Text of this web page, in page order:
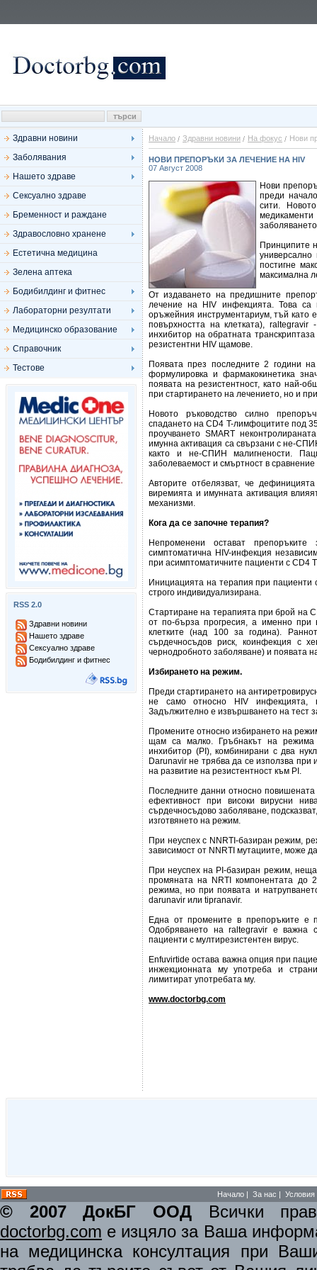
Здравни новини
Заболявания
Нашето здраве
Сексуално здраве
Бременност и раждане
Здравословно хранене
Естетична медицина
Зелена аптека
Бодибилдинг и фитнес
Лабораторни резултати
Медицинско образование
Справочник
Тестове
RSS 2.0
Здравни новини
Нашето здраве
Сексуално здраве
Бодибилдинг и фитнес
Начало Здравни новини На фокус Нови
НОВИ ПРЕПОРЪКИ ЗА ЛЕЧЕНИЕ НА HIV
07 Август 2008
Нови
преди
сити.
Принципите
постигне
максимална
От издаването на предишните
лечение на HIV инфекцията. Това са
оръжейния инструментариум, тъй като
повърхността на клетката),
инхибитор на обратната
резистентни HIV щамове.
Появата през последните 2 години
формулировка и фармакокинетика
появата на резистентност, като най-
при стартирането на лечението, но и
Новото ръководство силно
спадането на CD4 T-лимфоцитите под
проучването SMART
имунна активация са свързани с не-
както и не-СПИН малигнености.
заболеваемост и смъртност в
Авторите отбелязват, че
виремията и имунната активация
механизми.
Кога да се започне терапия?
Непроменени остават
симптоматична HIV-инфекция
при асимптоматичните пациенти с CD4
Инициацията на терапия при
строго индивидуализирана.
Стартиране на терапията при брой на
от по-бърза прогресия, а именно
клетките (над 100 за година).
сърдечносъдов риск, коинфекция с
чернодробното заболяване) и появата
Избирането на режим.
Преди стартирането на
не само относно HIV инфекцията,
Задължително е извършването на тест
Промените относно избирането на
щам са малко. Гръбнакът на режима
инхибитор (PI), комбинирани с два
Darunavir не трябва да се използва при
на развитие на резистентност към PI.
Последните данни относно повишената
ефективност при високи вирусни
сърдечносъдово заболяване,
изготвянето на режим.
При неуспех с NNRTI-базиран режим,
зависимост от NNRTI мутациите, може
При неуспех на PI-базиран режим,
промяната на NRTI компонентата до
режима, но при появата и
darunavir или tipranavir.
Една от промените в препоръките е
Одобряването на raltegravir e важна
пациенти с мултирезистентен вирус.
Enfuvirtide остава важна опция при
инжекционната му употреба и
лимитират употребата му.
www.doctorbg.com
Начало | За нас | Условия
© 2007 ДокБГ ООД Всички
doctorbg.com е изцяло за Ваша
на медицинска консултация при